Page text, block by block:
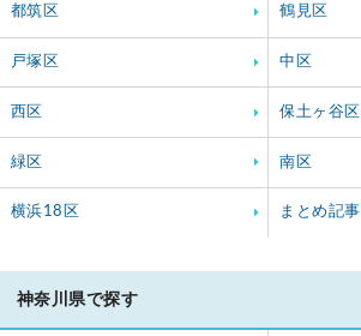
都筑区 鶴見区
戸塚区 中区
西区 保土ヶ谷区
緑区 南区
横浜18区 まとめ記事
神奈川県で探す